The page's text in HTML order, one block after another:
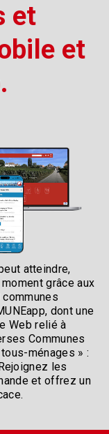
et
et
atteindre,
grâce aux
dont une
Web relié à
Communes
ménages » :
les
et offrez un